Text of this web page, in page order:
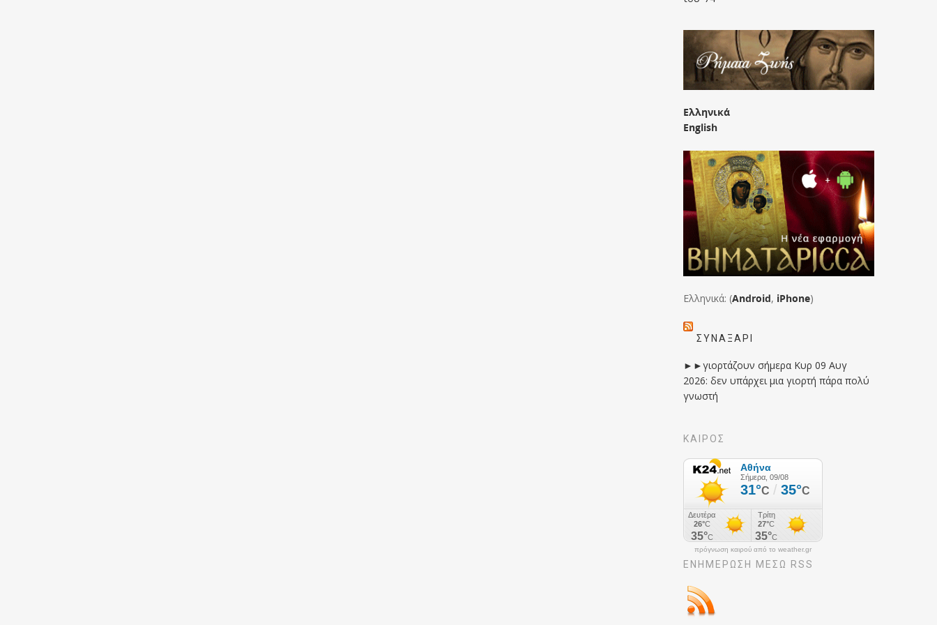
Ελληνικά
English
Ελληνικά: (Android, iPhone)
ΣΥΝΑΞΆΡΙ
►►γιορτάζουν σήμερα Κυρ 09 Αυγ
2026: δεν υπάρχει μια γιορτή πάρα πολύ
γνωστή
ΚΑΙΡΟΣ
πρόγνωση καιρού από το weather.gr
ΕΝΗΜΈΡΩΣΉ ΜΕΣΩ RSS